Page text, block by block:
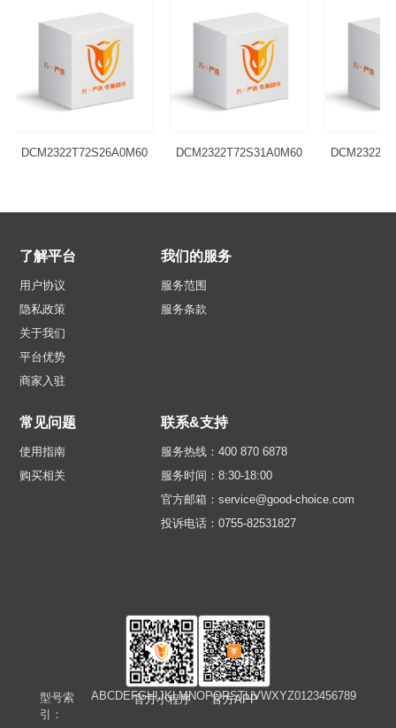
DCM2322T72S26A0M60 DCM2322T72S31A0M60
了解平台
用户协议
隐私政策
关于我们
平台优势
商家入驻
我们的服务
服务范围
服务条款
常见问题
使用指南
购买相关
联系&支持
服务热线：400 870 6878
服务时间：8:30-18:00
官方邮箱：service@good-choice.com
投诉电话：0755-82531827
官方小程序 官方APP
型号索
引：
ABCDE FGHIJKLMNOPQRSTUVWXYZ0123456789